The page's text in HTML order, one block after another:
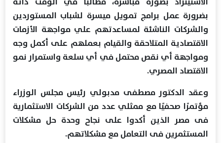
بضرورة عمل برامج تمويل ميسرة لشباب المستوردين
والشركات الناشئة لمساعدتهم علي مواجهة الأزمات
الاقتصادية المتلاحقة والقيام بعملهم على أكمل وجه
ومواجهة أي نقص محتمل في أي سلعة واستمرار نمو
الاقتصاد المصري.
وعقد الدكتور مصطفى مدبولي رئيس مجلس الوزراء
مؤتمرًا صحفيًا مع ممثلي عدد من الشركات الاستثمارية
فى مصر الذين أكدوا على نجاح وحدة حل مشكلات
المستثمرين فى التعامل مع مشكلاتهم.